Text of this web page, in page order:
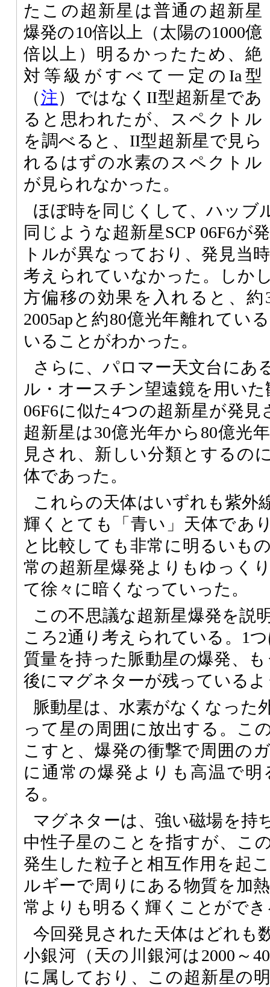
たこの超新星は普通の超新星
爆発の10倍以上（太陽の1000億
倍以上）明るかったため、絶
対等級がすべて一定のIa型
（注）ではなくII型超新星であ
ると思われたが、スペクトル
を調べると、II型超新星で見ら
れるはずの水素のスペクトル
が見られなかった。
ほぼ時を同じくして、ハッブ
同じような超新星SCP 06F6が
トルが異なっており、発見当
考えられていなかった。しか
方偏移の効果を入れると、
2005apと約80億光年離れてい
いることがわかった。
さらに、パロマー天文台にあ
ル・オースチン望遠鏡を用いた
06F6に似た4つの超新星が発
超新星は30億光年から80億光
見され、新しい分類とするの
体であった。
これらの天体はいずれも紫外
輝くとても「青い」天体であ
と比較しても非常に明るいも
常の超新星爆発よりもゆっく
て徐々に暗くなっていった。
この不思議な超新星爆発を説
ころ2通り考えられている。1
質量を持った脈動星の爆発、
後にマグネターが残っている
脈動星は、水素がなくなった
って星の周囲に放出する。こ
こすと、爆発の衝撃で周囲の
に通常の爆発よりも高温で
る。
マグネターは、強い磁場を持
中性子星のことを指すが、こ
発生した粒子と相互作用を起
ルギーで周りにある物質を加
常よりも明るく輝くことがで
今回発見された天体はどれも
小銀河（天の川銀河は2000～
に属しており、この超新星の